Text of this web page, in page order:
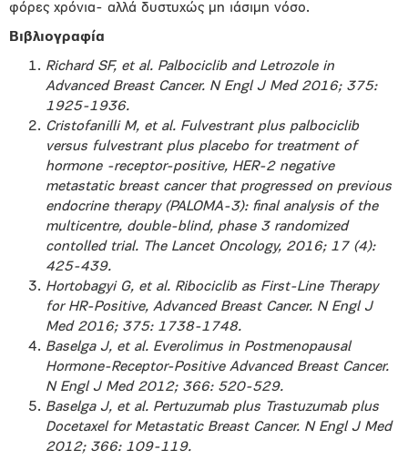
φόρες χρόνια- αλλά δυστυχώς μη ιάσιμη νόσο.
Bιβλιογραφία
Richard SF, et al. Palbociclib and Letrozole in
Advanced Breast Cancer. N Engl J Med 2016; 375:
1925-1936.
Cristofanilli M, et al. Fulvestrant plus palbociclib
versus fulvestrant plus placebo for treatment of
hormone -receptor-positive, HER-2 negative
metastatic breast cancer that progressed on previous
endocrine therapy (PALOMA-3): final analysis of the
multicentre, double-blind, phase 3 randomized
contolled trial. The Lancet Oncology, 2016; 17 (4):
425-439.
Hortobagyi G, et al. Ribociclib as First-Line Therapy
for HR-Positive, Advanced Breast Cancer. N Engl J
Med 2016; 375: 1738-1748.
Baselga J, et al. Everolimus in Postmenopausal
Hormone-Receptor-Positive Advanced Breast Cancer.
N Engl J Med 2012; 366: 520-529.
Baselga J, et al. Pertuzumab plus Trastuzumab plus
Docetaxel for Metastatic Breast Cancer. N Engl J Med
2012; 366: 109-119.